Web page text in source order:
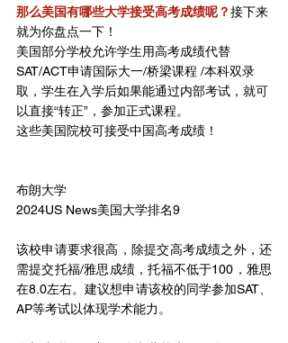
那么美国有哪些大学接受高考成绩呢？接下来
就为你盘点一下！
美国部分学校允许学生用高考成绩代替
SAT/ACT申请国际大一/桥梁课程 /本科双录
取，学生在入学后如果能通过内部考试，就可
以直接“转正”，参加正式课程。
这些美国院校可接受中国高考成绩！
布朗大学
2024US News美国大学排名9
该校申请要求很高，除提交高考成绩之外，还
需提交托福/雅思成绩，托福不低于100，雅思
在8.0左右。建议想申请该校的同学参加SAT、
AP等考试以体现学术能力。